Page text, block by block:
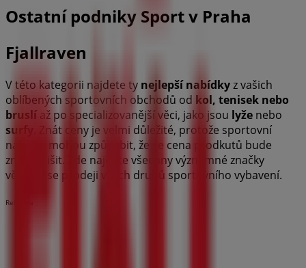
Ostatní podniky Sport v Praha
Fjallraven
V této kategorii najdete ty nejlepší nabídkyz vašich
oblíbených sportovních obchodů od kol, tenisek nebo
bruslí až po specializovanější věci, jako jsou lyže nebo
surfy
. Znát ceny je velmi důležité, protože sportovní
nabídky mohou způsobit, že se cena prodkutů bude
značně lišit. Zde najdete všechny významné značky
věnující se prodeji všech druhů sportovního vybavení.
Reklama